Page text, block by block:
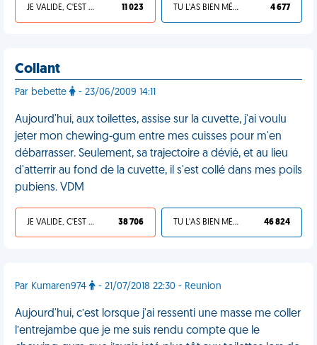
JE VALIDE, C'EST UNE VDM 11 023 TU L'AS BIEN MÉRITÉ 4 677
Collant
Par bebette - 23/06/2009 14:11
Aujourd'hui, aux toilettes, assise sur la cuvette, j'ai voulu
jeter mon chewing-gum entre mes cuisses pour m'en
débarrasser. Seulement, sa trajectoire a dévié, et au lieu
d'atterrir au fond de la cuvette, il s'est collé dans mes poils
pubiens. VDM
JE VALIDE, C'EST UNE VDM 38 706 TU L'AS BIEN MÉRITÉ 46 824
Par Kumaren974 - 21/07/2018 22:30 - Reunion
Aujourd'hui, c’est lorsque j'ai ressenti une masse me coller
l’entrejambe que je me suis rendu compte que le